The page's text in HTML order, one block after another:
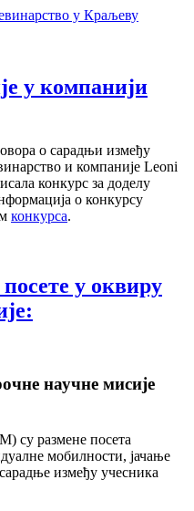
у компанији
о сарадњи између
и компаније Leoni
конкурс за доделу
о конкурсу
конкурса.
у оквиру
научне мисије
су размeне посета
мобилности, јачање
између учесника